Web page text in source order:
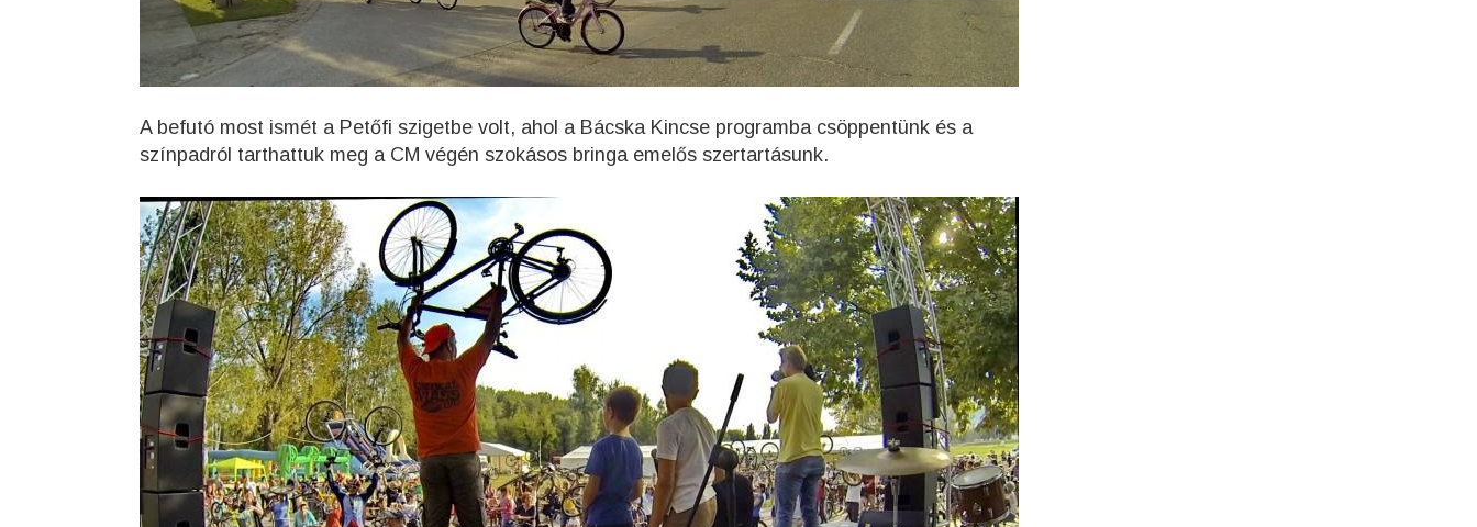
A befutó most ismét a Petőfi szigetbe volt, ahol a Bácska Kincse programba csöppentünk és a
színpadról tarthattuk meg a CM végén szokásos bringa emelős szertartásunk.